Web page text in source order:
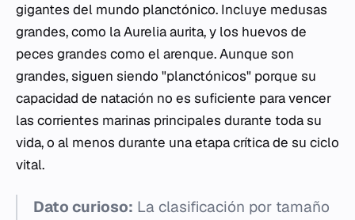
gigantes del mundo planctónico. Incluye medusas
grandes, como laAurelia aurita, y los huevos de
peces grandes como el arenque. Aunque son
grandes, siguen siendo "planctónicos" porque su
capacidad de natación no es suficiente para vencer
las corrientes marinas principales durante toda su
vida, o al menos durante una etapa crítica de su ciclo
vital.
Dato curioso: La clasificación por tamaño